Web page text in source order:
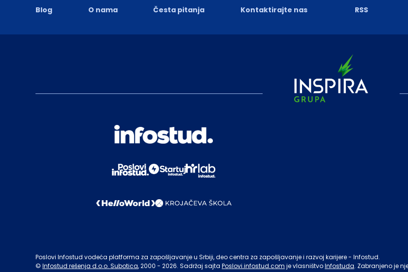
Blog O nama Česta pitanja Kontaktirajte nas RSS
Poslovi Infostud vodeća platforma za zapošljavanje u Srbiji, deo centra za zapošljavanje i razvoj karijere - Infostud.
© Infostud rešenja d.o.o. Subotica, 2000 - 2026. Sadržaj sajta Poslovi.infostud.com je vlasništvoInfostuda. Zabranjeno je